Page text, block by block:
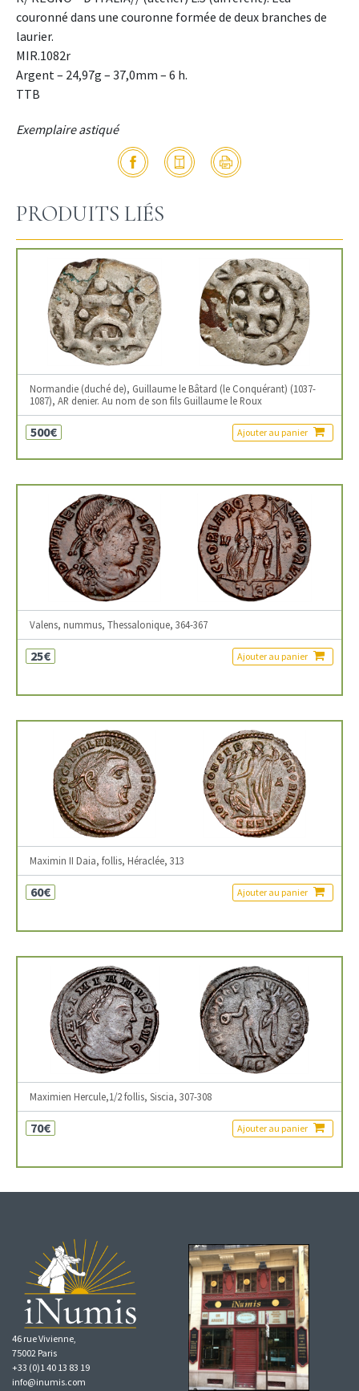
couronné dans une couronne formée de deux branches de
laurier.
MIR.1082r
Argent – 24,97g – 37,0mm – 6 h.
TTB
Exemplaire astiqué
PRODUITS LIÉS
Normandie (duché de), Guillaume le Bâtard (le Conquérant) (1037-
1087), AR denier. Au nom de son fils Guillaume le Roux
500€ Ajouter au panier
Valens, nummus, Thessalonique, 364-367
25€ Ajouter au panier
Maximin II Daia, follis, Héraclée, 313
60€ Ajouter au panier
Maximien Hercule,1/2 follis, Siscia, 307-308
70€ Ajouter au panier
46 rue Vivienne,
75002 Paris
+33 (0)1 40 13 83 19
info@inumis.com